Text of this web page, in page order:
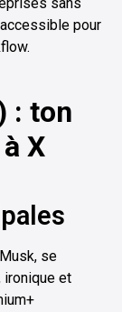
pour
: ton
X
se
ironique et